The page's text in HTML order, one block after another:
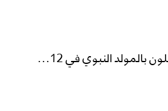
النبوي في 12...